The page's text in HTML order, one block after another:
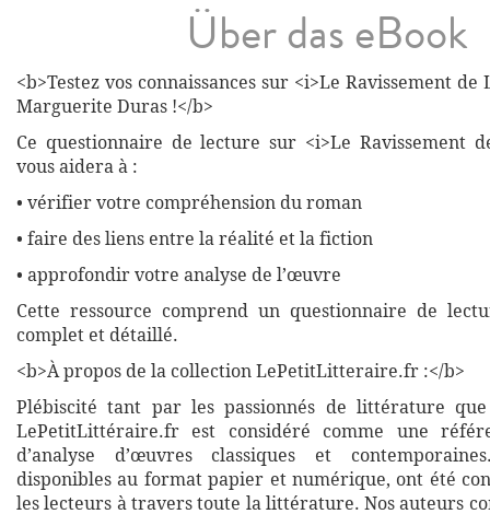
Über das eBook
<b>Testez vos connaissances sur <i>Le Ravissement de
Marguerite Duras !</b>
Ce questionnaire de lecture sur <i>Le Ravissement
vous aidera à :
• vérifier votre compréhension du roman
• faire des liens entre la réalité et la fiction
• approfondir votre analyse de l’œuvre
Cette ressource comprend un questionnaire de
complet et détaillé.
<b>À propos de la collection LePetitLitteraire.fr :</b>
Plébiscité tant par les passionnés de littérature
LePetitLittéraire.fr est considéré comme une
d’analyse d’œuvres classiques et
disponibles au format papier et numérique, ont été
les lecteurs à travers toute la littérature. Nos auteurs